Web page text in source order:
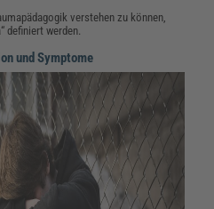
verstehen zu können,
definiert werden.
und Symptome